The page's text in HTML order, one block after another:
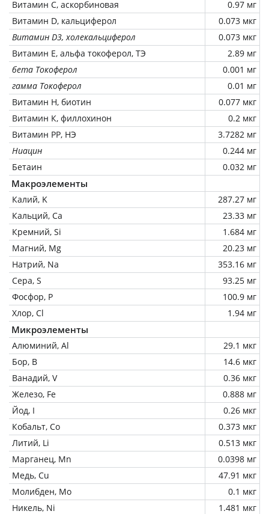
Витамин C, аскорбиновая
0.97 мг
Витамин D, кальциферол
0.073 мкг
Витамин D3, холекальциферол
0.073 мкг
Витамин Е, альфа токоферол, ТЭ
2.89 мг
бета Токоферол
0.001 мг
гамма Токоферол
0.01 мг
Витамин Н, биотин
0.077 мкг
Витамин К, филлохинон
0.2 мкг
Витамин РР, НЭ
3.7282 мг
Ниацин
0.244 мг
Бетаин
0.032 мг
Макроэлементы
Калий, K
287.27 мг
Кальций, Ca
23.33 мг
Кремний, Si
1.684 мг
Магний, Mg
20.23 мг
Натрий, Na
353.16 мг
Сера, S
93.25 мг
Фосфор, P
100.9 мг
Хлор, Cl
1.94 мг
Микроэлементы
Алюминий, Al
29.1 мкг
Бор, B
14.6 мкг
Ванадий, V
0.36 мкг
Железо, Fe
0.888 мг
Йод, I
0.26 мкг
Кобальт, Co
0.373 мкг
Литий, Li
0.513 мкг
Марганец, Mn
0.0398 мг
Медь, Cu
47.91 мкг
Молибден, Mo
0.1 мкг
Никель, Ni
1.481 мкг